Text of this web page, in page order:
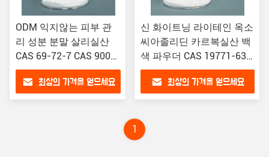
ODM 익지않는 피부 관
리 성분 분말 살리실산
CAS 69-72-7 CAS 9000-
01-5
최상의 가격을 얻으세요
신 화이트닝 라이테인 옥소
씨아졸리딘 카르복실산 백
색 파우더 CAS 19771-63-
2
최상의 가격을 얻으세요
1